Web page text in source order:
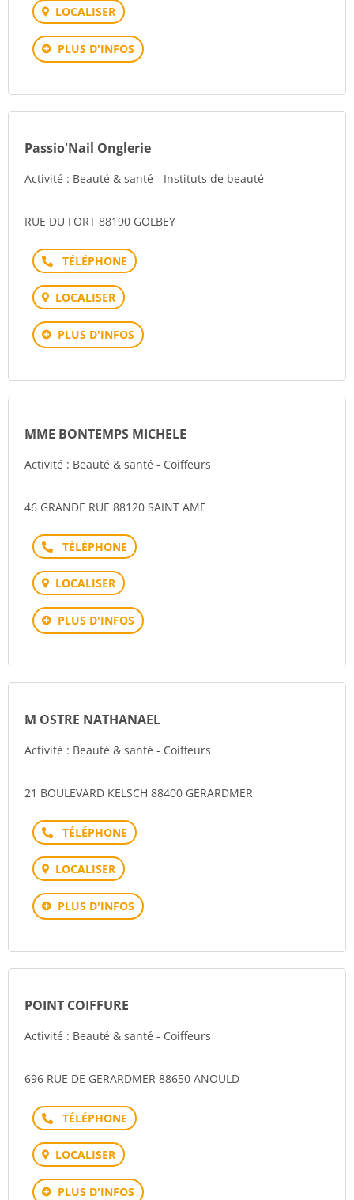
LOCALISER
PLUS D'INFOS
Passio'Nail Onglerie
Activité : Beauté & santé - Instituts de beauté
RUE DU FORT 88190 GOLBEY
Téléphone
LOCALISER
PLUS D'INFOS
MME BONTEMPS MICHELE
Activité : Beauté & santé - Coiffeurs
46 GRANDE RUE 88120 SAINT AME
Téléphone
LOCALISER
PLUS D'INFOS
M OSTRE NATHANAEL
Activité : Beauté & santé - Coiffeurs
21 BOULEVARD KELSCH 88400 GERARDMER
Téléphone
LOCALISER
PLUS D'INFOS
POINT COIFFURE
Activité : Beauté & santé - Coiffeurs
696 RUE DE GERARDMER 88650 ANOULD
Téléphone
LOCALISER
PLUS D'INFOS